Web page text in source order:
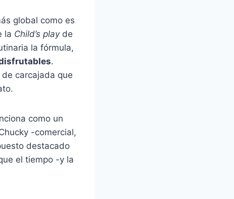
global como es
la Child’s playde
la fórmula,
.
carcajada que
como un
-comercial,
destacado
el tiempo -y la